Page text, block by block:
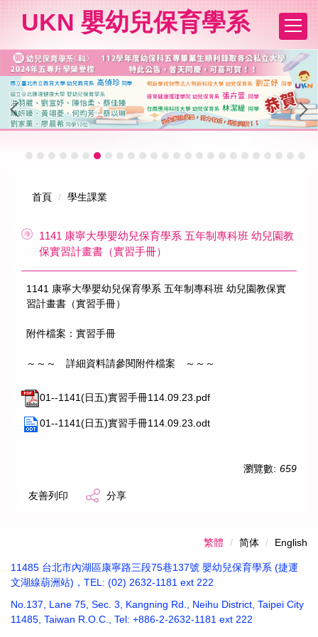
要
內
容
區
UKN 嬰幼兒保育學系
首頁 學生課業
1141 康寧大學嬰幼兒保育學系 五年制專科班 幼兒園教
保實習計畫書（實習手冊）
1141 康寧大學嬰幼兒保育學系 五年制專科班 幼兒園教保實
習計畫書（實習手冊）
附件檔案：實習手冊
～～～ 詳細資料請參閱附件檔案 ～～～
01--1141(日五)實習手冊114.09.23.pdf
01--1141(日五)實習手冊114.09.23.odt
瀏覽數: 659
友善列印 分享
繁體 简体 English
11485 台北市內湖區康寧路三段75巷137號 嬰幼兒保育學系 (捷運
文湖線葫洲站)，TEL: (02) 2632-1181 ext 222
No.137, Lane 75, Sec. 3, Kangning Rd., Neihu District, Taipei City
11485, Taiwan R.O.C., Tel: +886-2-2632-1181 ext 222